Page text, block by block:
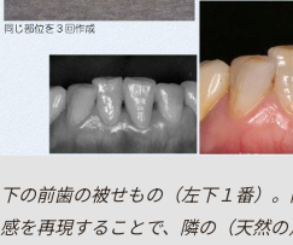
下の前歯の被せもの（左下１番）
感を再現することで、隣の（天然